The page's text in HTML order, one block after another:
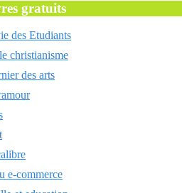
gratuits
des Etudiants
christianisme
des arts
e-commerce